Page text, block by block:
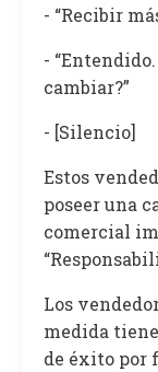
- “Recibir
-
cambiar?”
- [Silencio]
Estos
poseer una
comercial
Los
medida
de éxito por